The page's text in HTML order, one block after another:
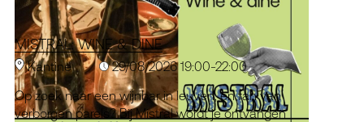
MISTRAL: WINE & DINE
Kantine
29/08/2026 19:00-22:00
Op zoek naar een wijnbar in leuven, en fan van
verborgen parels? Bij Mistral wordt je ontvangen